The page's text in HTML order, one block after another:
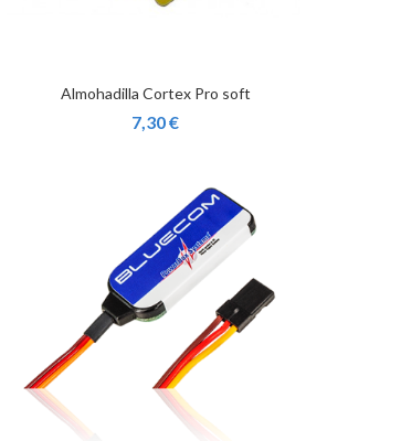
Almohadilla Cortex Pro soft
7,30 €